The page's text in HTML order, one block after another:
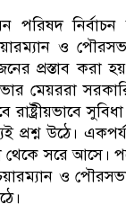
পরিষদ নির্বাচন
ও
প্রস্তাব করা
মেয়ররা
রাষ্ট্রীয়ভাবে
প্রশ্ন উঠে।
থেকে সরে আসে।
ও